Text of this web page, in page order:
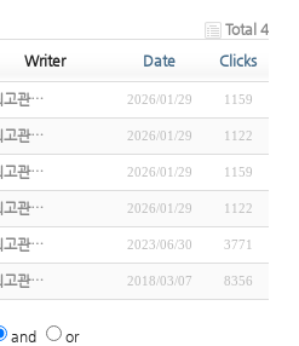
Total 4
Writer Date Clicks
고관… 2026/01/29 1159
고관… 2026/01/29 1122
고관… 2026/01/29 1159
고관… 2026/01/29 1122
고관… 2023/06/30 3771
고관… 2018/03/07 8356
and or